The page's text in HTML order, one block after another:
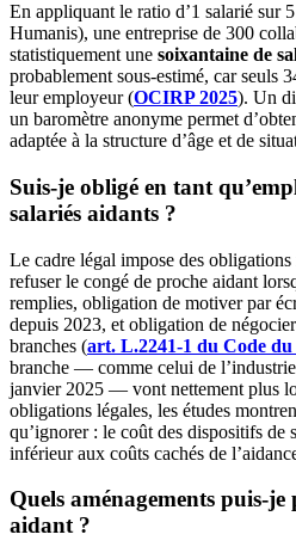
En appliquant le ratio d’1 salarié sur
Humanis), une entreprise de 300
statistiquement une soixantaine de
probablement sous-estimé, car seuls
leur employeur (OCIRP 2025). Un
un baromètre anonyme permet
adaptée à la structure d’âge et de
Suis-je obligé en tant
salariés aidants ?
Le cadre légal impose des
refuser le congé de proche aidant
remplies, obligation de motiver par
depuis 2023, et obligation de
branches (art. L.2241-1 du Code
branche — comme celui de
janvier 2025 — vont nettement plus
obligations légales, les études
qu’ignorer : le coût des dispositifs de
inférieur aux coûts cachés de
Quels aménagements puis-
aidant ?